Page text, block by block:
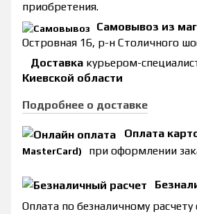
приобретения.
Самовывоз из
Островная 16, р-н Столичного
Доставка курьером-
Киевской области
Подробнее о доставке
Оплата
MasterCard)
при оформлении
Оплата по безналичному расчету